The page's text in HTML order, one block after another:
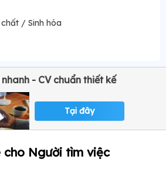
/ Sinh hóa
- CV chuẩn thiết kế
Tại đây
cho Người tìm việc